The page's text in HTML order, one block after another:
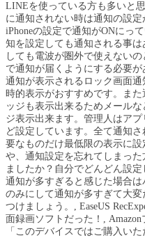
LINEを使っている方も多いと
に通知されない時は通知の設
iPhoneの設定で通知がONにっ
知を設定しても通知される事
しても電波が圏外で使えない
で通知が届くようにする必要
通知が表示されるロック画面
時的表示がおすすめです。ま
ッジも表示出来るためメール
ジ表示出来ます。管理人はア
ど設定しています。全て通知
要なものだけ最低限の表示に
や、通知設定を忘れてしまっ
ましたか？自分でどんどん設
通知が多すぎると感じた場合
のみにして通知が多すぎて大
つけましょう。, EaseUS
面録画ソフトだった！,
「このデバイスではご購入い